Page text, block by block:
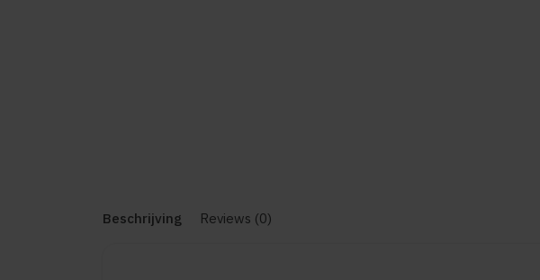
Beschrijving Reviews (0)